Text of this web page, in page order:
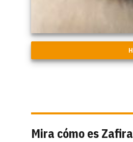
Mira cómo es Zafira